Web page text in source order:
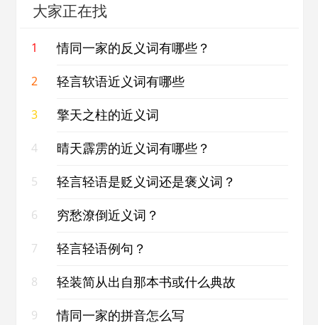
大家正在找
1 情同一家的反义词有哪些？
2 轻言软语近义词有哪些
3 擎天之柱的近义词
4 晴天霹雳的近义词有哪些？
5 轻言轻语是贬义词还是褒义词？
6 穷愁潦倒近义词？
7 轻言轻语例句？
8 轻装简从出自那本书或什么典故
9 情同一家的拼音怎么写